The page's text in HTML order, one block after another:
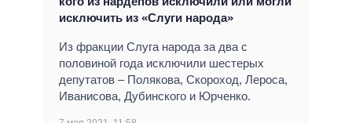
исключить из «Слуги народа»
Из фракции Слуга народа за два с
половиной года исключили шестерых
депутатов – Полякова, Скороход, Лероса,
Иванисова, Дубинского и Юрченко.